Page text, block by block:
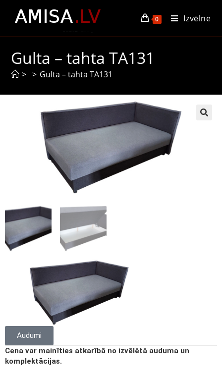
0 Izvēlne
Gulta – tahta TA131
> > Gulta – tahta TA131
Audumi
Cena var mainīties atkarībā no izvēlētā auduma un
komplektācijas.